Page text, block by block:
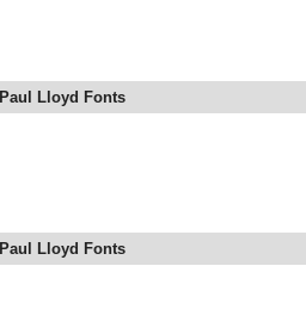
Paul Lloyd Fonts
Paul Lloyd Fonts